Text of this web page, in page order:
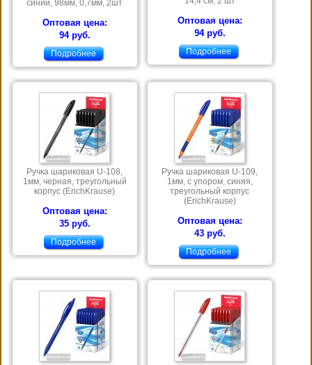
синий, 98мм, 0,7мм, 2шт
Оптовая цена:
94 руб.
Подробнее
Оптовая цена:
94 руб.
Подробнее
Ручка шариковая U-108,
1мм, черная, треугольный
корпус (ErichKrause)
Оптовая цена:
35 руб.
Подробнее
Ручка шариковая U-109,
1мм, с упором, синяя,
треугольный корпус
(ErichKrause)
Оптовая цена:
43 руб.
Подробнее